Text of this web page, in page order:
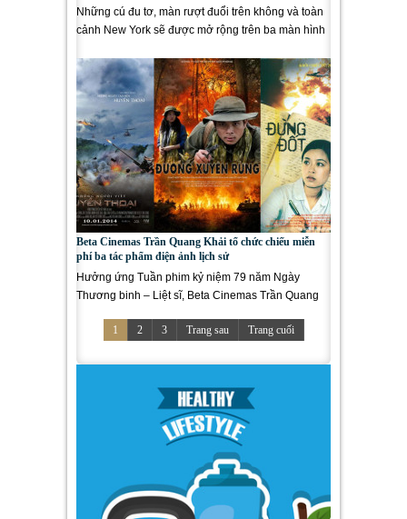
Những cú đu tơ, màn rượt đuổi trên không và toàn
cảnh New York sẽ được mở rộng trên ba màn hình
Beta Cinemas Trần Quang Khải tổ chức chiếu miễn
phí ba tác phẩm điện ảnh lịch sử
Hưởng ứng Tuần phim kỷ niệm 79 năm Ngày
Thương binh – Liệt sĩ, Beta Cinemas Trần Quang
1
2 3 Trang sau Trang cuối